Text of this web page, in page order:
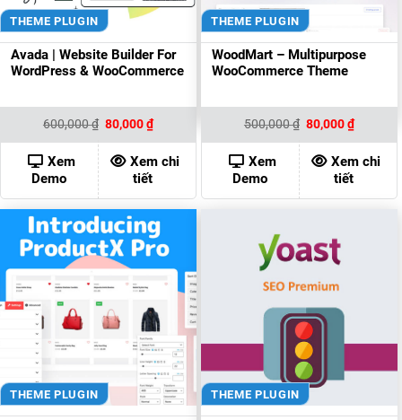
THEME PLUGIN
Avada | Website Builder For
WordPress & WooCommerce
600,000₫ Giá
gốc
là:
600,000 ₫.
80,000₫Giá
hiện
tại
là:
80,000 ₫.
Xem
Demo
Xem chi
tiết
THEME PLUGIN
WoodMart – Multipurpose
WooCommerce Theme
500,000₫ Giá
gốc
là:
500,000 ₫.
80,000₫Giá
hiện
tại
là:
80,000
Xem
Demo
Xem chi
tiết
THEME PLUGIN THEME PLUGIN